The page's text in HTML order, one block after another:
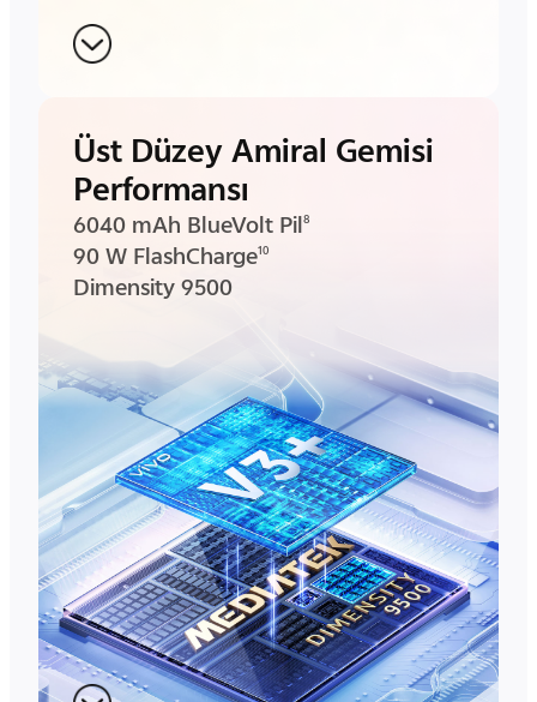
Üst Düzey Amiral Gemisi
Performansı
6040 mAh BlueVolt Pil8
90 W FlashCharge10
Dimensity 9500